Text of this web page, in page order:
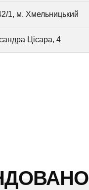
1, м. Хмельницький
Цісара, 4